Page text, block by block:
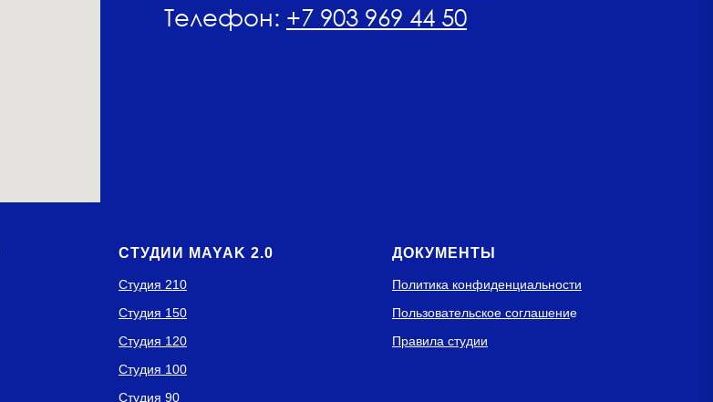
Телефон: +7 903 969 44 50
СТУДИИ MAYAK 2.0
Студия 210
Студия 150
Студия 120
Студия 100
Студия 90
ДОКУМЕНТЫ
Политика конфиденциальности
Пользовательское соглашение
Правила студии